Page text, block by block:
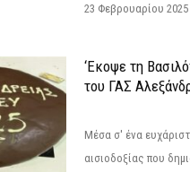
23 Φεβρουαρίου
‘Εκοψε τη
του ΓΑΣ
Μέσα σ' ένα
αισιοδοξίας που